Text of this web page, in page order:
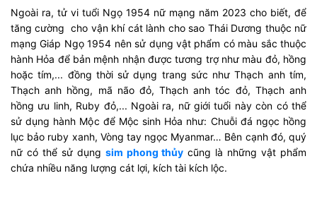
Ngoài ra, tử vi tuổi Ngọ 1954 nữ mạng năm 2023 cho biết, để
tăng cường cho vận khí cát lành cho sao Thái Dương thuộc nữ
mạng Giáp Ngọ 1954 nên sử dụng vật phẩm có màu sắc thuộc
hành Hỏa để bản mệnh nhận được tương trợ như màu đỏ, hồng
hoặc tím,... đồng thời sử dụng trang sức như Thạch anh tím,
Thạch anh hồng, mã não đỏ, Thạch anh tóc đỏ, Thạch anh
hồng ưu linh, Ruby đỏ,... Ngoài ra, nữ giới tuổi này còn có thể
sử dụng hành Mộc để Mộc sinh Hỏa như: Chuỗi đá ngọc hồng
lục bảo ruby xanh, Vòng tay ngọc Myanmar… Bên cạnh đó, quý
nữ có thể sử dụng sim phong thủy cũng là những vật phẩm
chứa nhiều năng lượng cát lợi, kích tài kích lộc.